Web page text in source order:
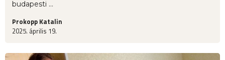
budapesti ...
Prokopp Katalin
2025. április 19.